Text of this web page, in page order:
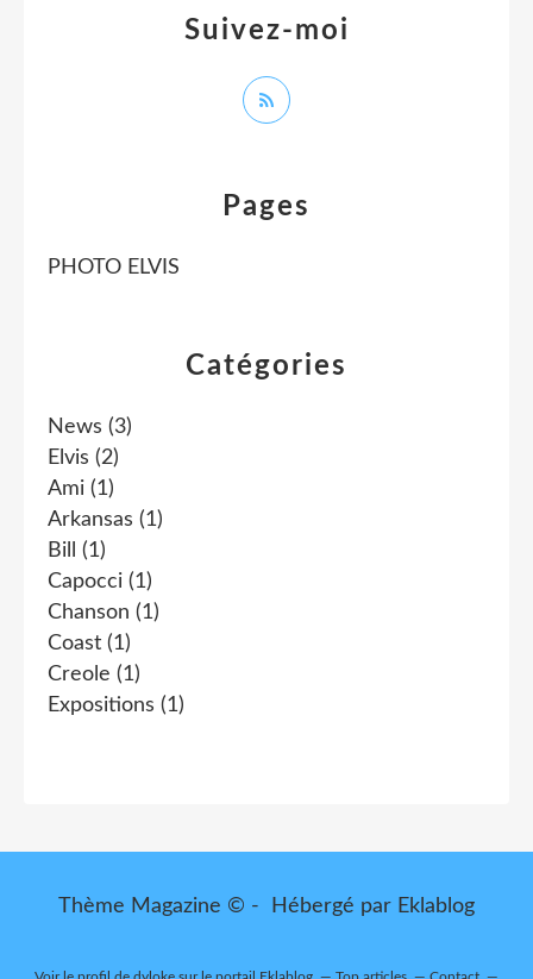
Catégories
News (3)
Elvis (2)
Ami (1)
Arkansas (1)
Bill
(1)
Capocci (1)
Chanson (1)
Coast (1)
Creole (1)
Expositions (1)
Pages
PHOTO ELVIS
Suivez-moi
Thème Magazine © - Hébergé par Eklablog